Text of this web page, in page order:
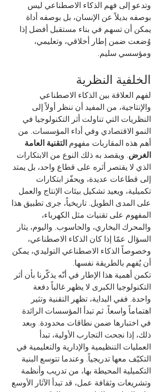
وتدعو إلى فهم الذكاء الاصطناعي ليس
بوصفه بديلاً عن الإنسان، بل بوصفه أداة
يمكن أن تسهم في بناء مستقبل أفضل إذا
وُضعت ضمن إطار أخلاقي، وتعليمي،
ومؤسسي سليم.
الخلفية النظرية
لفهم العلاقة بين الذكاء الاصطناعي
والإنتاجية، من المفيد أن ننظر أولاً إلى
النظريات التي تناولت أثر التكنولوجيا في
النمو الاقتصادي وفي أداء المؤسسات. من
أهم هذه المقاربات مفهوم التقنية العامة
الغرض. ويقصد به ذلك النوع من الابتكارات
الذي لا يقتصر أثره على قطاع واحد، بل يمتد
إلى قطاعات عديدة، ويحفّز ابتكارات
تكميلية، ويعيد تشكيل بيئات الإنتاج والعمل
على المدى الطويل. تاريخياً، جرى تطبيق هذا
المفهوم على تقنيات مثل الكهرباء،
والمحرك البخاري، والحاسوب. واليوم، يثار
السؤال عمّا إذا كان الذكاء الاصطناعي،
وخصوصاً الذكاء الاصطناعي التوليدي، يمكن
أن يُفهم بالطريقة نفسها.
تكمن أهمية هذا الإطار في أنّه يذكّرنا بأن أثر
التكنولوجيا الكبرى لا يظهر غالباً دفعة
واحدة. ففي البداية، تظهر التقنية وتثير
اهتماماً واسعاً. ثم تبدأ المؤسسات الرائدة
في اختبارها ضمن نطاقات محدودة. وبعد
ذلك، إذا نجحت التجارب الأولية، تبدأ
العمليات التنظيمية والإدارية والتعليمية في
التكيّف معها تدريجياً. وعندما تتوسع البنية
التكميلية المحيطة بها، من تدريب وأنظمة
وتشريعات وثقافة عمل، قد تبدأ الآثار الأوسع